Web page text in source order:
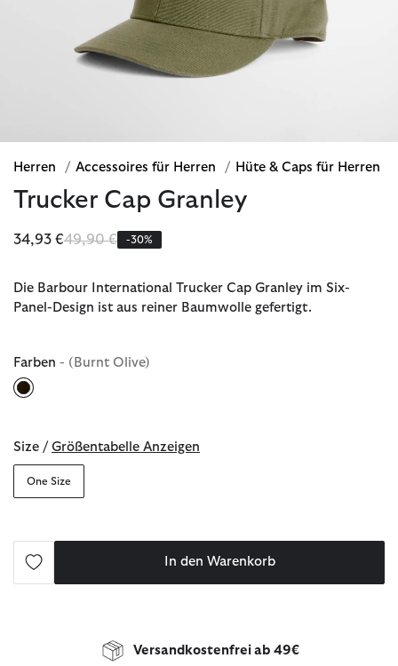
Herren / Accessoires für Herren / Hüte & Caps für Herren
Trucker Cap Granley
34,93 €Reduziert von
49,90 €bis-30%
Die Barbour International Trucker Cap Granley im Six-
Panel-Design ist aus reiner Baumwolle gefertigt.
Farben - (Burnt Olive)
Size / Größentabelle Anzeigen
One Size
In den Warenkorb
Versandkostenfrei ab 49€